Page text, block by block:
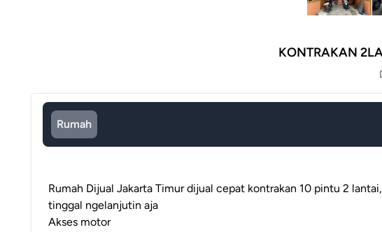
KONTRAKAN
Rumah
Rumah Dijual Jakarta Timur dijual cepat kontrakan 10 pintu 2
tinggal ngelanjutin aja
Akses motor